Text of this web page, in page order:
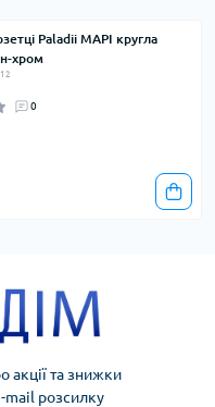
Paladii МАРІ кругла
хром
0
акції та знижки
mail розсилку